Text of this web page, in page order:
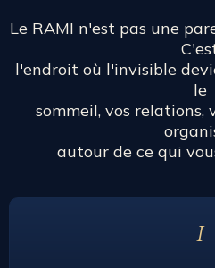
Le RAMI n'est pas une
l'endroit où l'invisible
le
sommeil, vos relations,
autour de ce qui
I